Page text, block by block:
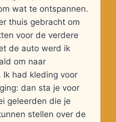
wat te ontspannen.
thuis gebracht om
voor de verdere
de auto werd ik
om naar
Ik had kleding voor
dan sta je voor
geleerden die je
stellen over de